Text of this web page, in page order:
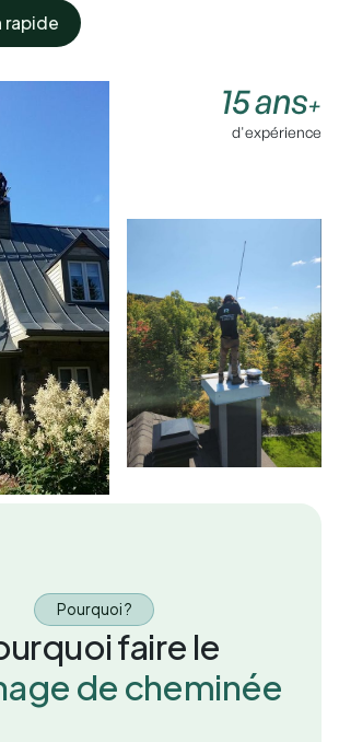
rapide
15 ans+
d'expérience
Pourquoi ?
faire le
de cheminée